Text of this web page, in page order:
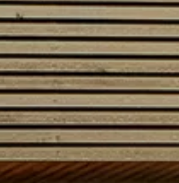
Ubezpieczenia
Gwarancja i ochrona
Serwis
Części zamienne
Akcesoria
Mapa i kontakt